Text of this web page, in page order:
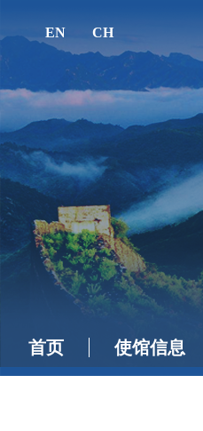
EN CH
首页 使馆信息